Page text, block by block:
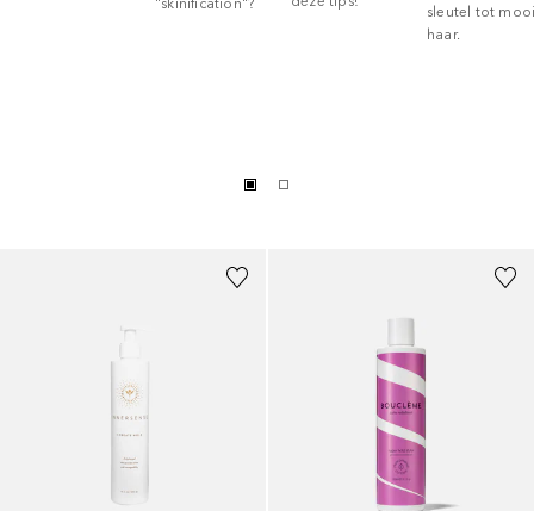
"skinification"?
sleutel tot
haar.